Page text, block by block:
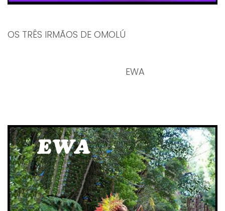
OS TRÊS IRMÃOS DE OMOLÚ
EWA